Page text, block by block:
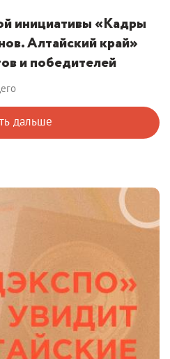
инициативы «Кадры
Алтайский край»
и победителей
дальше